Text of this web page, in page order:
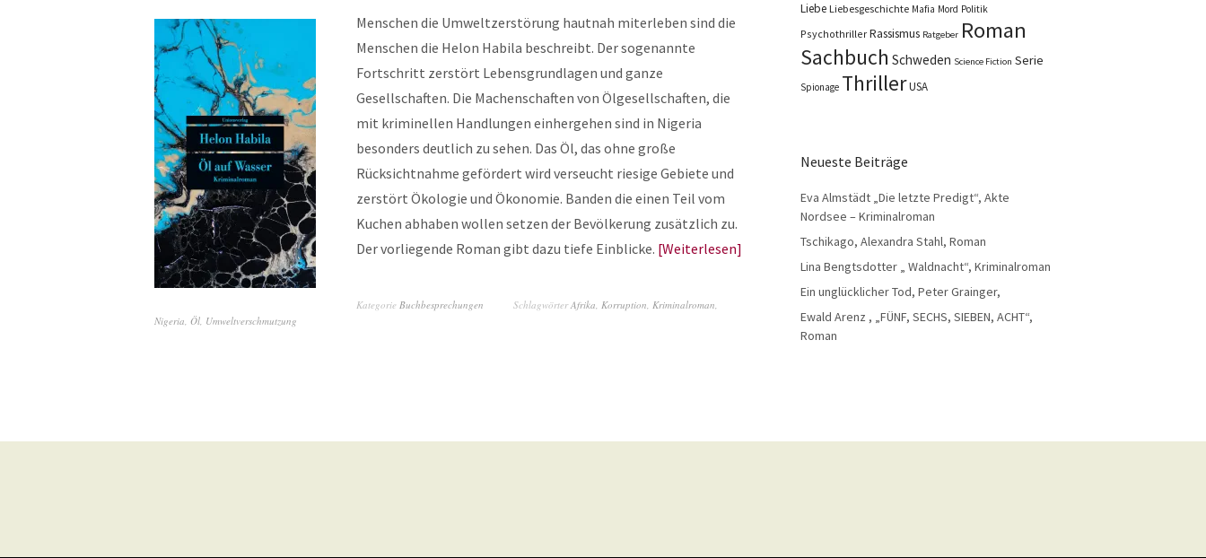
Menschen die Umweltzerstörung hautnah miterleben sind die
Menschen die Helon Habila beschreibt. Der sogenannte
Fortschritt zerstört Lebensgrundlagen und ganze
Gesellschaften. Die Machenschaften von Ölgesellschaften, die
mit kriminellen Handlungen einhergehen sind in Nigeria
besonders deutlich zu sehen. Das Öl, das ohne große
Rücksichtnahme gefördert wird verseucht riesige Gebiete und
zerstört Ökologie und Ökonomie. Banden die einen Teil vom
Kuchen abhaben wollen setzen der Bevölkerung zusätzlich zu.
Der vorliegende Roman gibt dazu tiefe Einblicke. Weiterlesen
Kategorie Buchbesprechungen SchlagwörterAfrika, Korruption, Kriminalroman,
Nigeria, Öl, Umweltverschmutzung
Liebe Liebesgeschichte Mafia Mord Politik
Psychothriller Rassismus Ratgeber Roman
Sachbuch Schweden Science Fiction Serie
Spionage ThrillerUSA
Neueste Beiträge
Eva Almstädt „Die letzte Predigt“, Akte
Nordsee – Kriminalroman
Tschikago, Alexandra Stahl, Roman
Lina Bengtsdotter „ Waldnacht“, Kriminalroman
Ein unglücklicher Tod, Peter Grainger,
Ewald Arenz , „FÜNF, SECHS, SIEBEN, ACHT“,
Roman